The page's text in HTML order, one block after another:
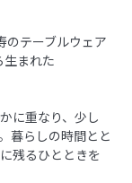
のテーブルウェア
生まれた
に重なり、少し
暮らしの時間とと
残るひとときを